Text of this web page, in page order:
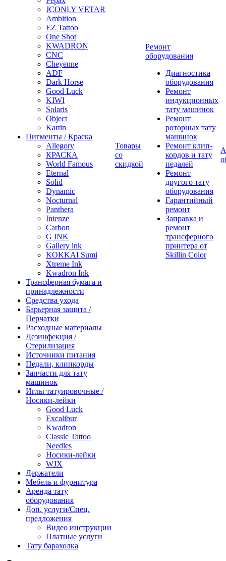
JCONLY VETAR
Ambition
EZ Tattoo
One Shot
KWADRON
CNC
Cheyenne
ADF
Dark Horse
Good Luck
KIWI
Solaris
Object
Kartin
Пигменты / Краска
Allegory
КРАСКА
World Famous
Eternal
Solid
Dynamic
Nocturnal
Panthera
Intenze
Carbon
G INK
Gallery ink
KOKKAI Sumi
Xtreme Ink
Kwadron Ink
Трансферная бумага и
принадлежности
Средства ухода
Барьерная защита /
Перчатки
Расходные материалы
Дезинфекция /
Стерилизация
Источники питания
Педали, клипкорды
Запчасти для тату
машинок
Иглы татуировочные /
Носики-лейки
Good Luck
Excalibur
Kwadron
Classic Tattoo
Needles
Носики-лейки
WJX
Держатели
Мебель и фурнитура
Аренда тату
оборудования
Доп. услуги/Спец.
предложения
Видео инструкции
Платные услуги
Тату барахолка
Товары
со
скидкой
Ремонт
оборудования
Диагностика
оборудования
Ремонт
индукционных
тату машинок
Ремонт
роторных тату
машинок
Ремонт клип-
кордов и тату
педалей
Ремонт
другого тату
оборудования
Гарантийный
ремонт
Заправка и
ремонт
трансферного
принтера от
Skillin Color